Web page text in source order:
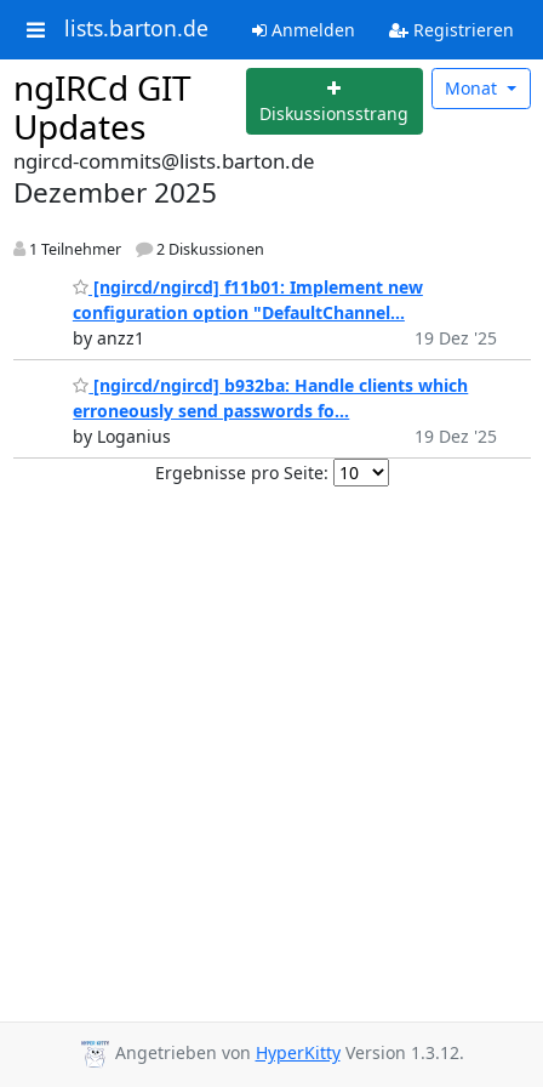
lists.barton.de Anmelden Registrieren
ngIRCd GIT
Updates
Diskussionsstrang
Monat
ngircd-commits@lists.barton.de
Dezember 2025
1 Teilnehmer 2 Diskussionen
[ngircd/ngircd] f11b01: Implement new
configuration option "DefaultChannel...
by anzz1
19 Dez '25
[ngircd/ngircd] b932ba: Handle clients which
erroneously send passwords fo...
by Loganius
19 Dez '25
Ergebnisse pro Seite:
Angetrieben von HyperKittyVersion 1.3.12.